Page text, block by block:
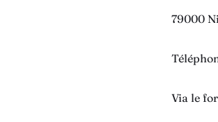
79000
Via le